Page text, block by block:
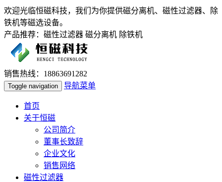
欢迎光临恒磁科技，我们为你提供磁分离机、磁性过滤器、除
铁机等磁选设备。
产品推荐：磁性过滤器 磁分离机 除铁机
销售热线：18863691282
Toggle navigation 导航菜单
首页
关于恒磁
公司简介
董事长致辞
企业文化
销售网络
磁性过滤器